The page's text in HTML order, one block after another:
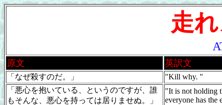
走
原文 英訳文
「なぜ殺すのだ。」
"Kill why. "
「悪心を抱いている、というのですが、誰
もそんな、悪心を持っては居りませぬ。」
"It is not holding
everyone has the